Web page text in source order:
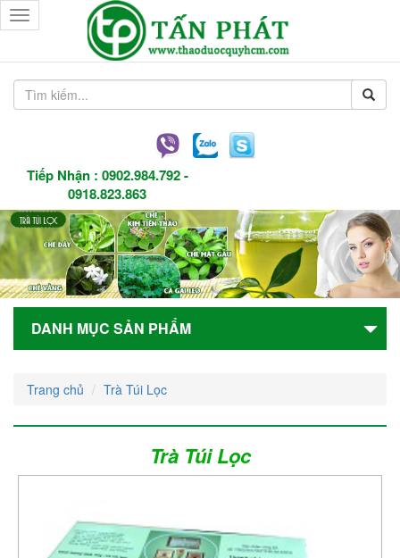
Tiếp Nhận : 0902.984.792-
0918.823.863
Toggle
navigation
DANH MỤC SẢN PHẨM
Trang chủ Trà Túi Lọc
Trà Túi Lọc